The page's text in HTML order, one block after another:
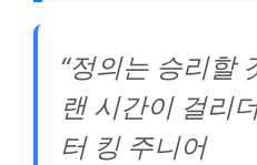
“정의는 승리할
랜 시간이 걸리
터 킹 주니어